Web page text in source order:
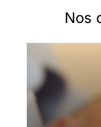
Nos